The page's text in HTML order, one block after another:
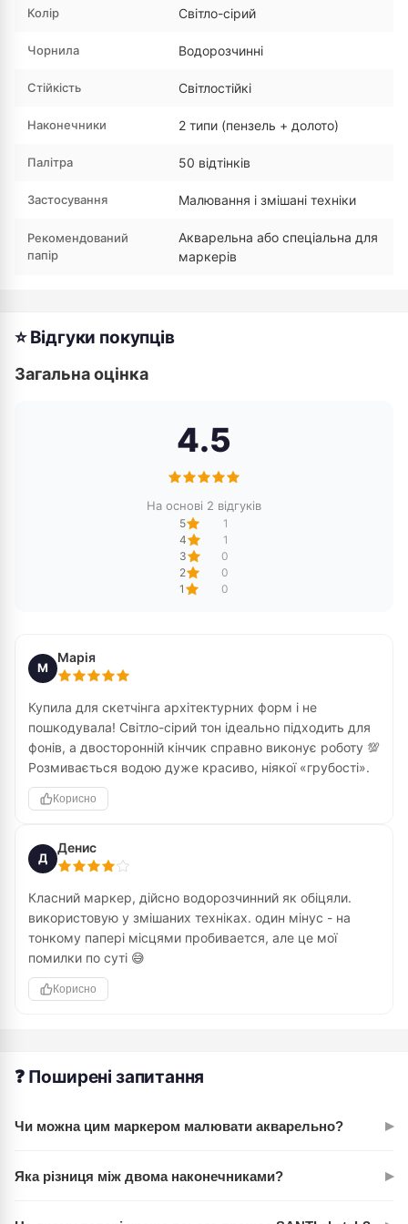
Колір Світло-сірий
Чорнила Водорозчинні
Стійкість Світлостійкі
Наконечники 2 типи (пензель + долото)
Палітра 50 відтінків
Застосування Малювання і змішані техніки
Рекомендований
папір
Акварельна або спеціальна для
маркерів
⭐ Відгуки покупців
Загальна оцінка
4.5
На основі 2 відгуків
5
1
4
1
3
0
2
0
1
0
М
Марія
Купила для скетчінга архітектурних форм і не
пошкодувала! Світло-сірий тон ідеально підходить для
фонів, а двосторонній кінчик справно виконує роботу 💯
Розмивається водою дуже красиво, ніякої «грубості».
Корисно
Д
Денис
Класний маркер, дійсно водорозчинний як обіцяли.
використовую у змішаних техніках. один мінус - на
тонкому папері місцями пробивается, але це мої
помилки по суті 😅
Корисно
❓ Поширені запитання
Чи можна цим маркером малювати акварельно? ▸
водою й розмивай деталі прямо на папері. Або розбавляй
Яка різниця між двома наконечниками? ▸